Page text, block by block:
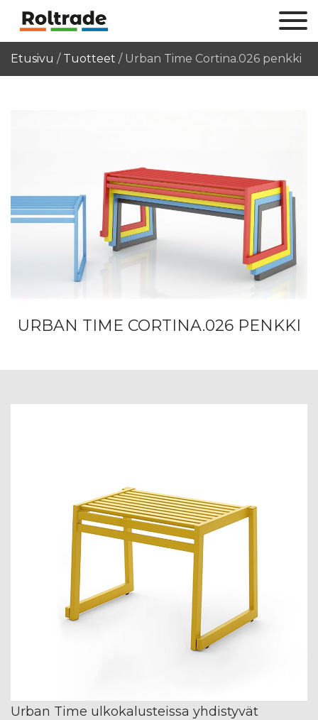
Etusivu / Tuotteet / Urban Time Cortina.026 penkki
URBAN TIME CORTINA.026 PENKKI
Urban Time ulkokalusteissa yhdistyvät